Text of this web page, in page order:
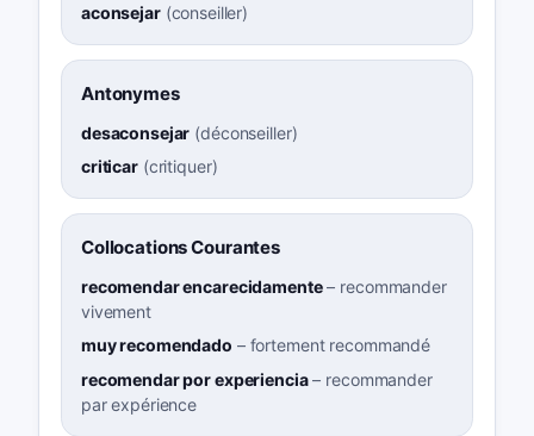
aconsejar(conseiller)
Antonymes
desaconsejar (déconseiller)
criticar(critiquer)
Collocations Courantes
recomendar encarecidamente– recommander
vivement
muy recomendado – fortement recommandé
recomendar por experiencia– recommander
par expérience